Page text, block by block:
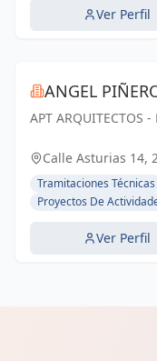
Ver Perfil
ANGEL
APT
Calle Asturias 14,
Tramitaciones Técnicas
Proyectos De
Ver Perfil